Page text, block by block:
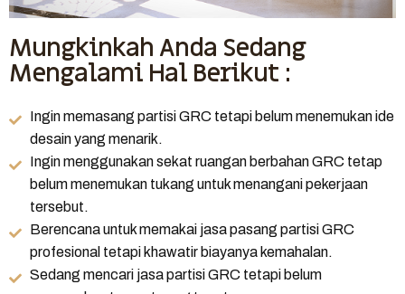
Mungkinkah Anda Sedang
Mengalami Hal Berikut :
Ingin memasang partisi GRC tetapi belum menemukan ide
desain yang menarik.
Ingin menggunakan sekat ruangan berbahan GRC tetap
belum menemukan tukang untuk menangani pekerjaan
tersebut.
Berencana untuk memakai jasa pasang partisi GRC
profesional tetapi khawatir biayanya kemahalan.
Sedang mencari jasa partisi GRC tetapi belum